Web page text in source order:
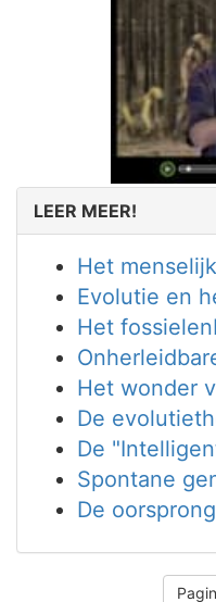
LEER MEER!
Het
Evolutie en
Het
Het wonder
De
De
Spontane
De